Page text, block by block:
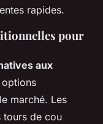
rapides.
pour
aux
marché. Les
tours de cou